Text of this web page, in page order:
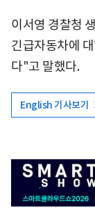
이서영 경찰청
긴급자동차에
다"고 말했다.
English 기사보기